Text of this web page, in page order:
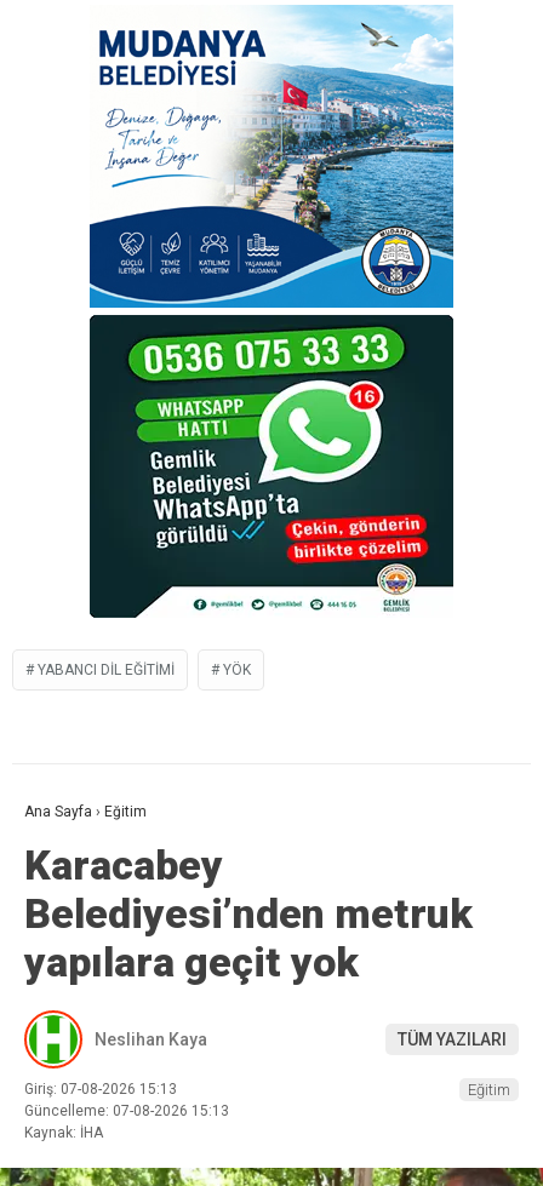
YABANCI DIL EĞITIMI YÖK
Ana Sayfa › Eğitim
Karacabey
Belediyesi’nden metruk
yapılara geçit yok
Neslihan Kaya TÜM YAZILARI
Giriş: 07-08-2026 15:13
Güncelleme: 07-08-2026 15:13
Kaynak: İHA
Eğitim